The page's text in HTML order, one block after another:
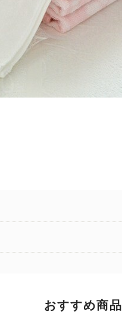
おすすめ商品